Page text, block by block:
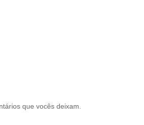
que vocês deixam.